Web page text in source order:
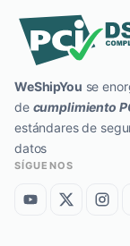
WeShipYou se
de cumplimiento
estándares de
datos
SÍGUENOS